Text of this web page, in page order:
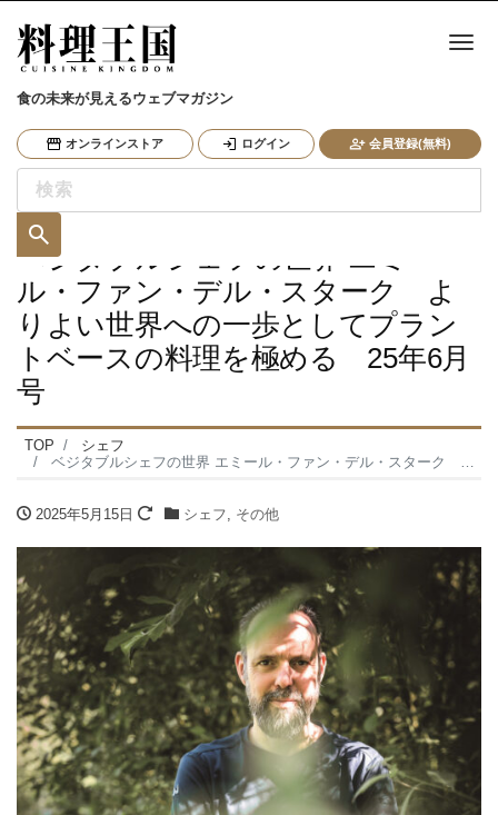
食の未来が見えるウェブマガジン
オンラインストア ログイン 会員登録(無料)
ナ
ベジタブルシェフの世界 エミー
ル・ファン・デル・スターク よ
りよい世界への一歩としてプラン
トベースの料理を極める 25年6月
号
TOP
シェフ
ベジタブルシェフの世界 エミール・ファン・デル・スターク よりよい世界への一歩としてプラントベースの料理を極める 25年6月号
2025年5月15日 シェフ, その他